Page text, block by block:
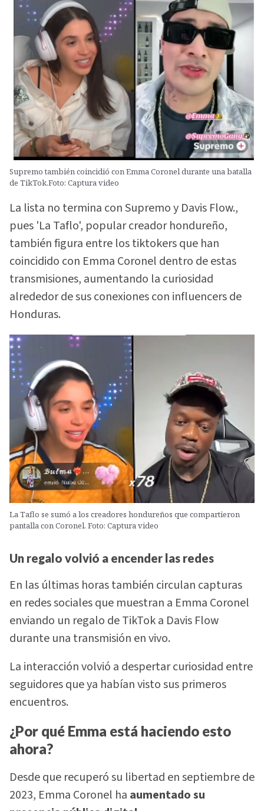
Supremo también coincidió con Emma Coronel durante una batalla
de TikTok.Foto: Captura video
La lista no termina con Supremo y Davis Flow.,
pues 'La Taflo', popular creador hondureño,
también figura entre los tiktokers que han
coincidido con Emma Coronel dentro de estas
transmisiones, aumentando la curiosidad
alrededor de sus conexiones con influencers de
Honduras.
La Taflo se sumó a los creadores hondureños que compartieron
pantalla con Coronel. Foto: Captura video
Un regalo volvió a encender las redes
En las últimas horas también circulan capturas
en redes sociales que muestran a Emma Coronel
enviando un regalo de TikTok a Davis Flow
durante una transmisión en vivo.
La interacción volvió a despertar curiosidad entre
seguidores que ya habían visto sus primeros
encuentros.
¿Por qué Emma está haciendo esto
ahora?
Desde que recuperó su libertad en septiembre de
2023, Emma Coronel ha aumentado su